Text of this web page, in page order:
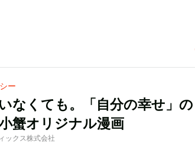
ー
なくても。「自分の幸せ」の
蟹オリジナル漫画
ックス株式会社